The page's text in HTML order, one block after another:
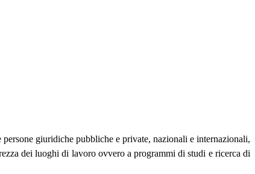
giuridiche pubbliche e private, nazionali e internazionali,
dei luoghi di lavoro ovvero a programmi di studi e ricerca di